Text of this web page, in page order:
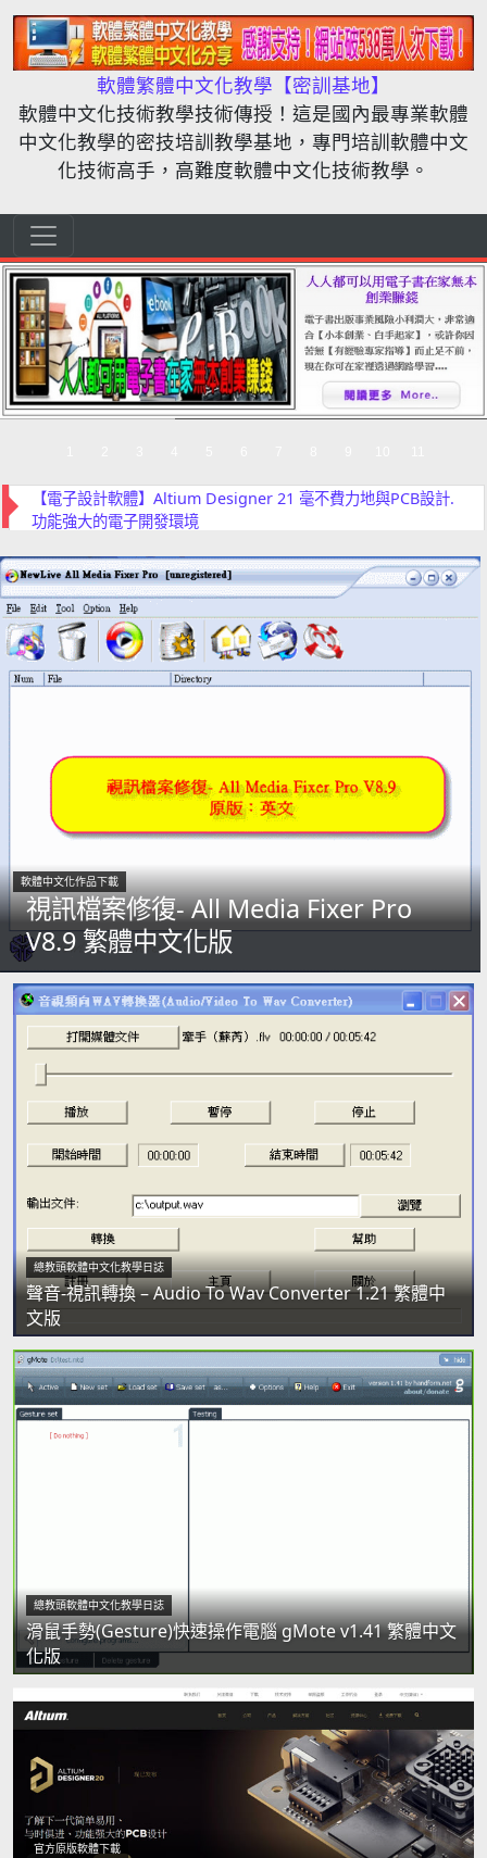
跳轉到內容
軟體繁體中文化教學【密訓基地】
軟體中文化技術教學技術傳授！這是國內最專業軟體
中文化教學的密技培訓教學基地，專門培訓軟體中文
化技術高手，高難度軟體中文化技術教學。
跳轉到內容
Main Navigation
軟體中文化作品下載
視訊檔案修復- All Media Fixer Pro
V8.9 繁體中文化版
總教頭軟體中文化教學日誌
聲音-視訊轉換 – Audio To Wav Converter 1.21 繁體中
文版
總教頭軟體中文化教學日誌
滑鼠手勢(Gesture)快速操作電腦 gMote v1.41 繁體中文
化版
官方原版軟體下載